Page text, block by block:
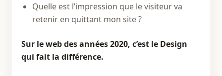
Quelle est l’impression que le visiteur va
retenir en quittant mon site ?
Sur le web des années 2020, c’est le Design
qui fait la différence.